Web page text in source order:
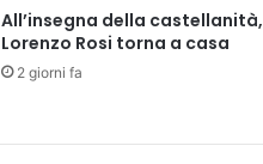
All’insegna della castellanità,
Lorenzo Rosi torna a casa
2 giorni fa